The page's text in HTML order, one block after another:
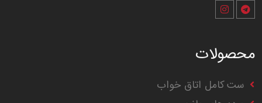
محصولات
ست کامل اتاق خواب